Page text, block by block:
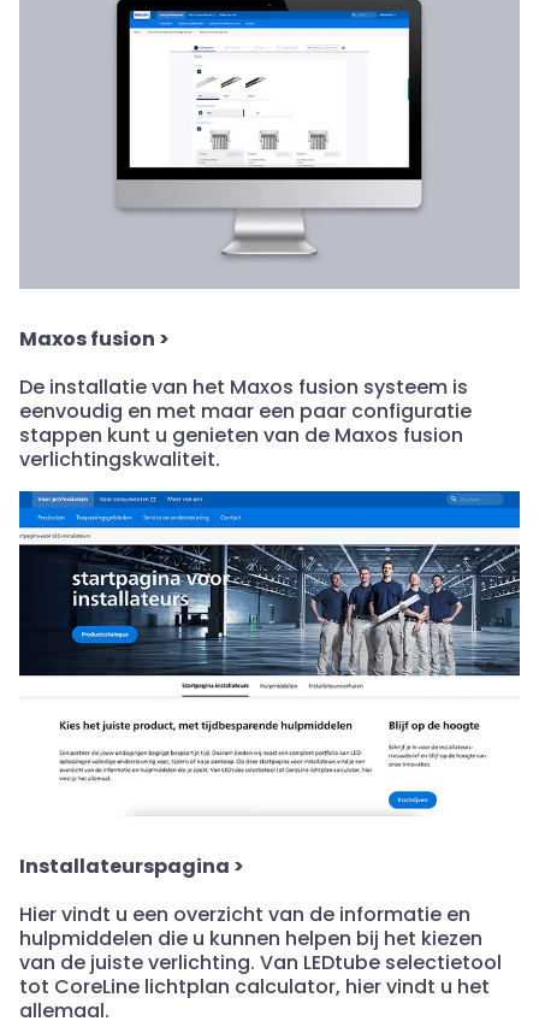
Maxos fusion >
De installatie van het Maxos fusion systeem is
eenvoudig en met maar een paar configuratie
stappen kunt u genieten van de Maxos fusion
verlichtingskwaliteit.
Installateurspagina >
Hier vindt u een overzicht van de informatie en
hulpmiddelen die u kunnen helpen bij het kiezen
van de juiste verlichting. Van LEDtube selectietool
tot CoreLine lichtplan calculator, hier vindt u het
allemaal.